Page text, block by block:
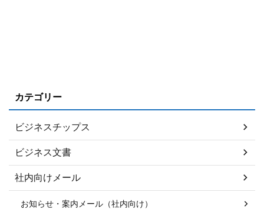
カテゴリー
ビジネスチップス
ビジネス文書
社内向けメール
お知らせ・案内メール（社内向け）